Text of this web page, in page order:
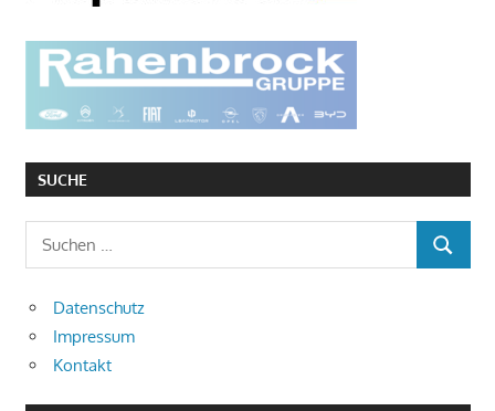
SUCHE
Suchen
nach:
SUCHEN
Datenschutz
Impressum
Kontakt